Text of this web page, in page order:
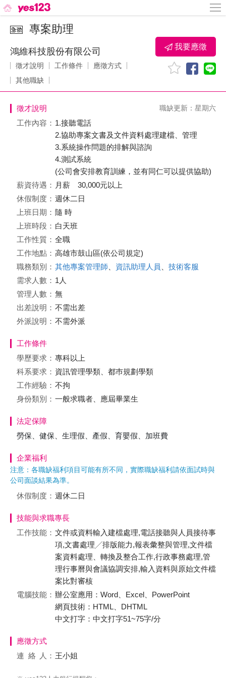
專案助理
鴻維科技股份有限公司
徵才說明 工作條件
應徵方式
其他職缺
我要應徵
徵才說明 職缺更新：星期六
工作內容： 1.接聽電話
2.協助專案文書及文件資料處理建檔、管理
3.系統操作問題的排解與諮詢
4.測試系統
(公司會安排教育訓練，並有同仁可以提供協助)
薪資待遇： 月薪 30,000元以上
休假制度： 週休二日
上班日期： 隨 時
上班時段： 白天班
工作性質： 全職
工作地點： 高雄市鼓山區(依公司規定)
職務類別： 其他專案管理師 資訊助理人員
技術客服
需求人數： 1人
管理人數： 無
出差說明： 不需出差
外派說明： 不需外派
工作條件
學歷要求： 專科以上
科系要求： 資訊管理學類、都巿規劃學類
工作經驗： 不拘
身份類別： 一般求職者、應屆畢業生
法定保障
勞保、健保、生理假、產假、育嬰假、加班費
企業福利
注意：各職缺福利項目可能有所不同，實際職缺福利請依面試時與
公司面談結果為準。
休假制度： 週休二日
技能與求職專長
工作技能： 文件或資料輸入建檔處理,電話接聽與人員接待事
項,文書處理╱排版能力,報表彙整與管理,文件檔
案資料處理、轉換及整合工作,行政事務處理,管
理行事曆與會議協調安排,輸入資料與原始文件檔
案比對審核
電腦技能： 辦公室應用：Word、Excel、PowerPoint
網頁技術：HTML、DHTML
中文打字：中文打字51~75字/分
應徵方式
連絡
人： 王小姐